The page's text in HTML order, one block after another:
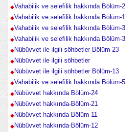
Vahabilik ve selefilik hakkında Bölüm-2
Vahabilik ve selefilik hakkında Bölüm-1
Vahabilik ve selefilik hakkında Bölüm-3
Vahabilik ve selefilik hakkında Bölüm-3
Nübüvvet ile ilgili söhbetler Bölüm-23
Nübüvvet ile ilgili söhbetler
Nübüvvet ile ilgili söhbetler Bölüm-13
Vahabilik ve selefilik hakkında Bölüm-5
Nübüvvet hakkında Bölüm-24
Nübüvvet hakkında-Bölüm-21
Nübüvvet hakkında-Bölüm-11
Nübüvvet hakkında-Bölüm-12